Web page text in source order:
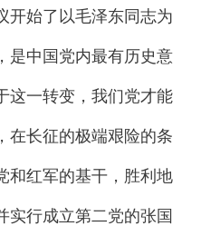
开始了以毛泽东同志为
是中国党内最有历史意
这一转变，我们党才能
在长征的极端艰险的条
和红军的基干，胜利地
实行成立第二党的张国